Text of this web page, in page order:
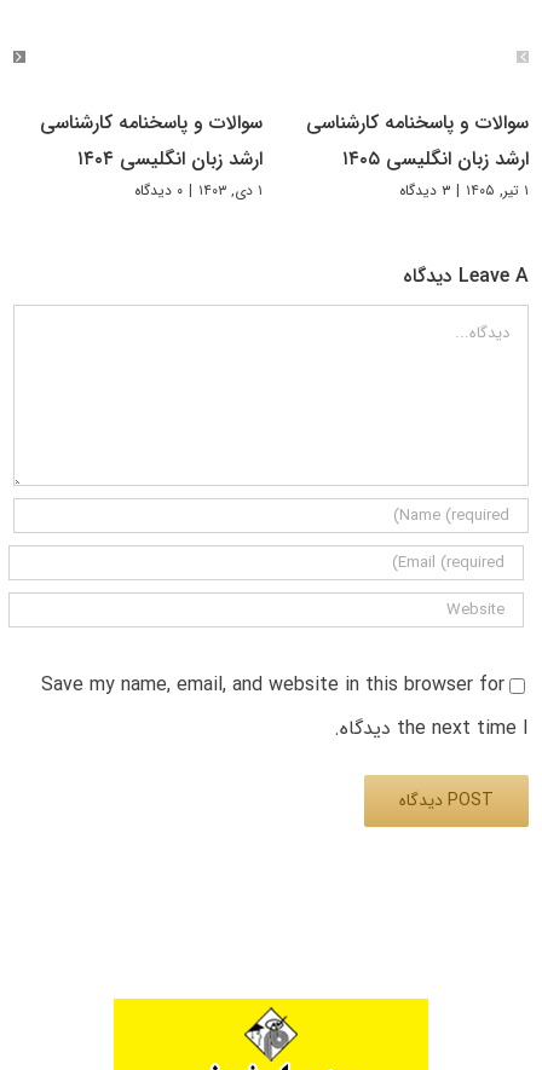
سوالات و پاسخنامه کارشناسی
ارشد زبان انگلیسی ۱۴۰۵
۱ تیر, ۱۴۰۵ | ۳ دیدگاه
سوالات و پاسخنامه کارشناسی
ارشد زبان انگلیسی ۱۴۰۴
۱ دی, ۱۴۰۳ | ۰ دیدگاه
Leave A دیدگاه
دیدگاه
Save my name, email, and website in this browser for
the next time I دیدگاه.